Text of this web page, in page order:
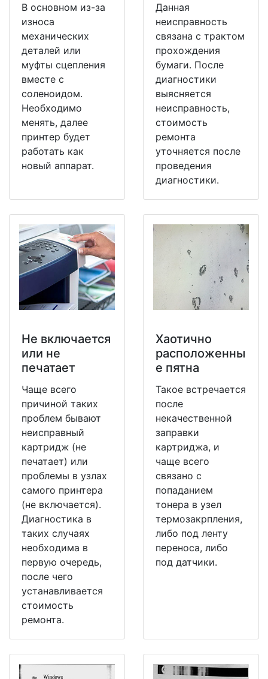
В основном из-за
износа
механических
деталей или
муфты сцепления
вместе с
соленоидом.
Необходимо
менять, далее
принтер будет
работать как
новый аппарат.
Данная
неисправность
связана с трактом
прохождения
бумаги. После
диагностики
выясняется
неисправность,
стоимость
ремонта
уточняется после
проведения
диагностики.
Не включается
или не
печатает
Чаще всего
причиной таких
проблем бывают
неисправный
картридж (не
печатает) или
проблемы в узлах
самого принтера
(не включается).
Диагностика в
таких случаях
необходима в
первую очередь,
после чего
устанавливается
стоимость
ремонта.
Хаотично
расположенны
е пятна
Такое встречается
после
некачественной
заправки
картриджа, и
чаще всего
связано с
попаданием
тонера в узел
термозакрпления,
либо под ленту
переноса, либо
под датчики.